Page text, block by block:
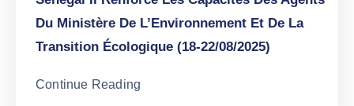
Du Ministère De L’Environnement Et De La
Transition Écologique (18-22/08/2025)
Continue Reading